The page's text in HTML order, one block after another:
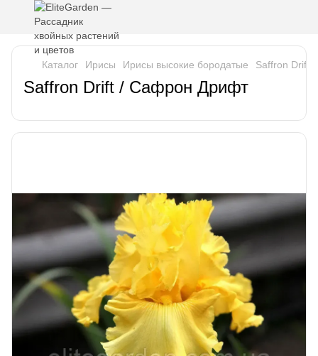
Каталог Ирисы Ирисы высокие бородатые Saffron Drift
Saffron Drift / Сафрон Дрифт